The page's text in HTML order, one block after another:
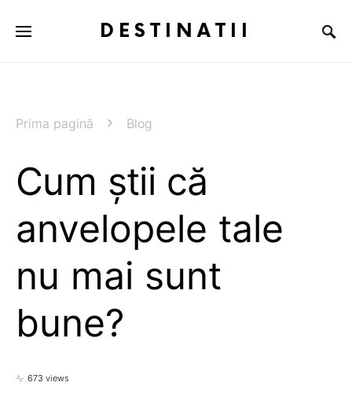
DESTINATII
Prima pagină Blog
Cum știi că
anvelopele tale
nu mai sunt
bune?
673 views